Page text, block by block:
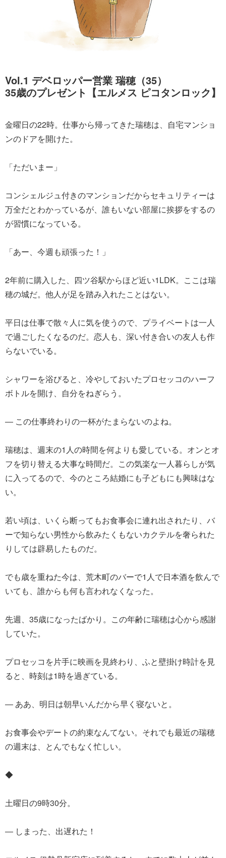
Vol.1 デベロッパー営業 瑞穂（35）
35歳のプレゼント【エルメス ピコタンロック】
金曜日の22時。仕事から帰ってきた瑞穂は、自宅マンショ
ンのドアを開けた。
「ただいまー」
コンシェルジュ付きのマンションだからセキュリティーは
万全だとわかっているが、誰もいない部屋に挨拶をするの
が習慣になっている。
「あー、今週も頑張った！」
2年前に購入した、四ツ谷駅からほど近い1LDK。ここは瑞
穂の城だ。他人が足を踏み入れたことはない。
平日は仕事で散々人に気を使うので、プライベートは一人
で過ごしたくなるのだ。恋人も、深い付き合いの友人も作
らないでいる。
シャワーを浴びると、冷やしておいたプロセッコのハーフ
ボトルを開け、自分をねぎらう。
― この仕事終わりの一杯がたまらないのよね。
瑞穂は、週末の1人の時間を何よりも愛している。オンとオ
フを切り替える大事な時間だ。この気楽な一人暮らしが気
に入ってるので、今のところ結婚にも子どもにも興味はな
い。
若い頃は、いくら断ってもお食事会に連れ出されたり、バ
ーで知らない男性から飲みたくもないカクテルを奢られた
りしては辟易したものだ。
でも歳を重ねた今は、荒木町のバーで1人で日本酒を飲んで
いても、誰からも何も言われなくなった。
先週、35歳になったばかり。この年齢に瑞穂は心から感謝
していた。
プロセッコを片手に映画を見終わり、ふと壁掛け時計を見
ると、時刻は1時を過ぎている。
― ああ、明日は朝早いんだから早く寝ないと。
お食事会やデートの約束なんてない。それでも最近の瑞穂
の週末は、とんでもなく忙しい。
◆
土曜日の9時30分。
― しまった、出遅れた！